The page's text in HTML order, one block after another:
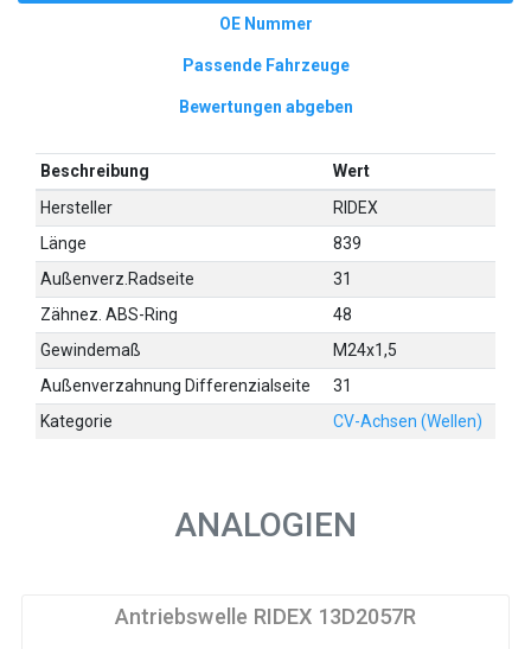
OE Nummer
Passende Fahrzeuge
Bewertungen abgeben
Beschreibung
Wert
Hersteller
RIDEX
Länge
839
Außenverz.Radseite
31
Zähnez. ABS-Ring
48
Gewindemaß
M24x1,5
Außenverzahnung Differenzialseite
31
Kategorie
CV-Achsen (Wellen)
ANALOGIEN
Antriebswelle RIDEX 13D2057R